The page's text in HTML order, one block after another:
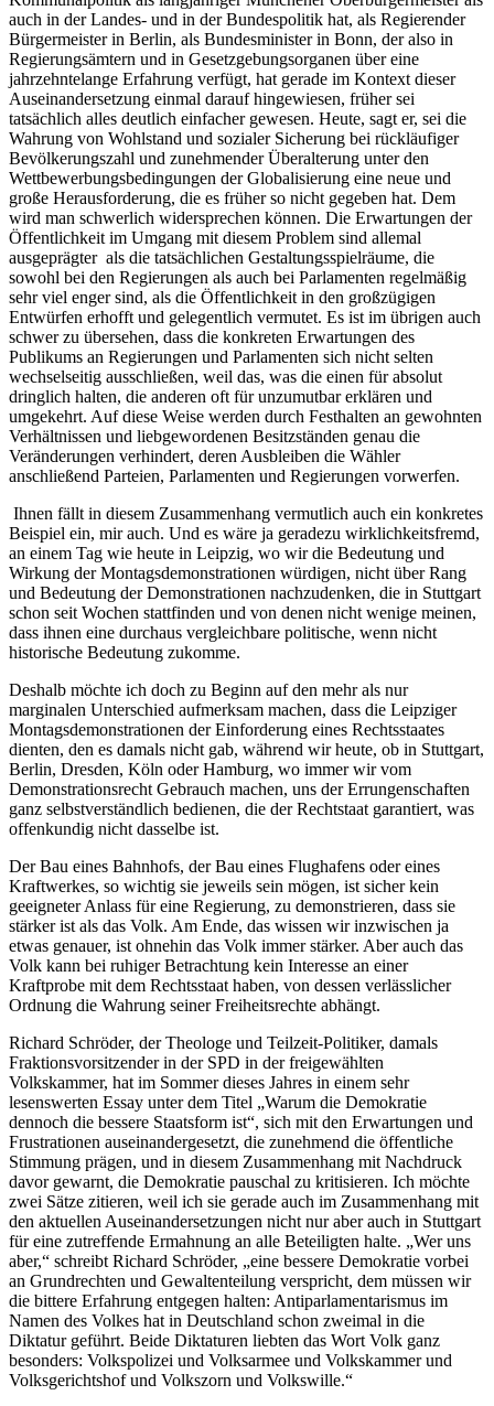
auch in der Landes- und in der Bundespolitik hat, als Regierender
Bürgermeister in Berlin, als Bundesminister in Bonn, der also in
Regierungsämtern und in Gesetzgebungsorganen über eine
jahrzehntelange Erfahrung verfügt, hat gerade im Kontext dieser
Auseinandersetzung einmal darauf hingewiesen, früher sei
tatsächlich alles deutlich einfacher gewesen. Heute, sagt er, sei die
Wahrung von Wohlstand und sozialer Sicherung bei rückläufiger
Bevölkerungszahl und zunehmender Überalterung unter den
Wettbewerbungsbedingungen der Globalisierung eine neue und
große Herausforderung, die es früher so nicht gegeben hat. Dem
wird man schwerlich widersprechen können. Die Erwartungen der
Öffentlichkeit im Umgang mit diesem Problem sind allemal
ausgeprägter als die tatsächlichen Gestaltungsspielräume, die
sowohl bei den Regierungen als auch bei Parlamenten regelmäßig
sehr viel enger sind, als die Öffentlichkeit in den großzügigen
Entwürfen erhofft und gelegentlich vermutet. Es ist im übrigen auch
schwer zu übersehen, dass die konkreten Erwartungen des
Publikums an Regierungen und Parlamenten sich nicht selten
wechselseitig ausschließen, weil das, was die einen für absolut
dringlich halten, die anderen oft für unzumutbar erklären und
umgekehrt. Auf diese Weise werden durch Festhalten an gewohnten
Verhältnissen und liebgewordenen Besitzständen genau die
Veränderungen verhindert, deren Ausbleiben die Wähler
anschließend Parteien, Parlamenten und Regierungen vorwerfen.
Ihnen fällt in diesem Zusammenhang vermutlich auch ein konkretes
Beispiel ein, mir auch. Und es wäre ja geradezu wirklichkeitsfremd,
an einem Tag wie heute in Leipzig, wo wir die Bedeutung und
Wirkung der Montagsdemonstrationen würdigen, nicht über Rang
und Bedeutung der Demonstrationen nachzudenken, die in Stuttgart
schon seit Wochen stattfinden und von denen nicht wenige meinen,
dass ihnen eine durchaus vergleichbare politische, wenn nicht
historische Bedeutung zukomme.
Deshalb möchte ich doch zu Beginn auf den mehr als nur
marginalen Unterschied aufmerksam machen, dass die Leipziger
Montagsdemonstrationen der Einforderung eines Rechtsstaates
dienten, den es damals nicht gab, während wir heute, ob in Stuttgart,
Berlin, Dresden, Köln oder Hamburg, wo immer wir vom
Demonstrationsrecht Gebrauch machen, uns der Errungenschaften
ganz selbstverständlich bedienen, die der Rechtstaat garantiert, was
offenkundig nicht dasselbe ist.
Der Bau eines Bahnhofs, der Bau eines Flughafens oder eines
Kraftwerkes, so wichtig sie jeweils sein mögen, ist sicher kein
geeigneter Anlass für eine Regierung, zu demonstrieren, dass sie
stärker ist als das Volk. Am Ende, das wissen wir inzwischen ja
etwas genauer, ist ohnehin das Volk immer stärker. Aber auch das
Volk kann bei ruhiger Betrachtung kein Interesse an einer
Kraftprobe mit dem Rechtsstaat haben, von dessen verlässlicher
Ordnung die Wahrung seiner Freiheitsrechte abhängt.
Richard Schröder, der Theologe und Teilzeit-Politiker, damals
Fraktionsvorsitzender in der SPD in der freigewählten
Volkskammer, hat im Sommer dieses Jahres in einem sehr
lesenswerten Essay unter dem Titel „Warum die Demokratie
dennoch die bessere Staatsform ist“, sich mit den Erwartungen und
Frustrationen auseinandergesetzt, die zunehmend die öffentliche
Stimmung prägen, und in diesem Zusammenhang mit Nachdruck
davor gewarnt, die Demokratie pauschal zu kritisieren. Ich möchte
zwei Sätze zitieren, weil ich sie gerade auch im Zusammenhang mit
den aktuellen Auseinandersetzungen nicht nur aber auch in Stuttgart
für eine zutreffende Ermahnung an alle Beteiligten halte. „Wer uns
aber,“ schreibt Richard Schröder, „eine bessere Demokratie vorbei
an Grundrechten und Gewaltenteilung verspricht, dem müssen wir
die bittere Erfahrung entgegen halten: Antiparlamentarismus im
Namen des Volkes hat in Deutschland schon zweimal in die
Diktatur geführt. Beide Diktaturen liebten das Wort Volk ganz
besonders: Volkspolizei und Volksarmee und Volkskammer und
Volksgerichtshof und Volkszorn und Volkswille.“